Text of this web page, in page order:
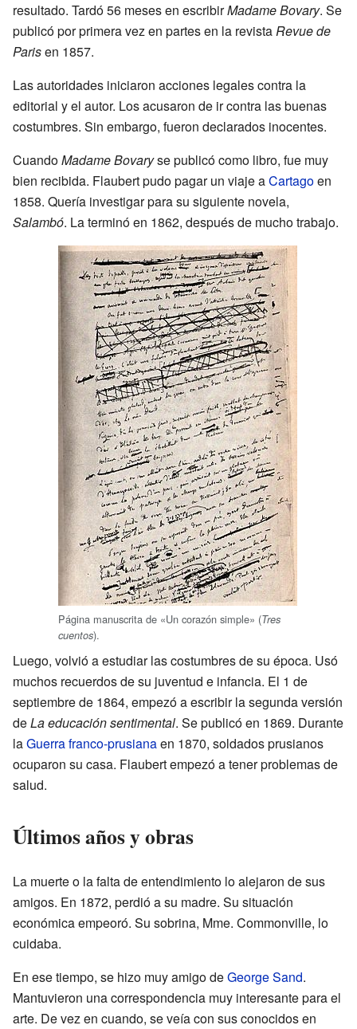
resultado. Tardó 56 meses en escribirMadame Bovary. Se
publicó por primera vez en partes en la revistaRevue de
Parisen 1857.
Las autoridades iniciaron acciones legales contra la
editorial y el autor. Los acusaron de ir contra las buenas
costumbres. Sin embargo, fueron declarados inocentes.
CuandoMadame Bovaryse publicó como libro, fue muy
bien recibida. Flaubert pudo pagar un viaje aCartagoen
1858. Quería investigar para su siguiente novela,
Salambó. La terminó en 1862, después de mucho trabajo.
Página manuscrita de «Un corazón simple» (Tres
cuentos).
Luego, volvió a estudiar las costumbres de su época. Usó
muchos recuerdos de su juventud e infancia. El 1 de
septiembre de 1864, empezó a escribir la segunda versión
deLa educación sentimental. Se publicó en 1869. Durante
laGuerra franco-prusianaen 1870, soldados prusianos
ocuparon su casa. Flaubert empezó a tener problemas de
salud.
Últimos años y obras
La muerte o la falta de entendimiento lo alejaron de sus
amigos. En 1872, perdió a su madre. Su situación
económica empeoró. Su sobrina, Mme. Commonville, lo
cuidaba.
En ese tiempo, se hizo muy amigo deGeorge Sand.
Mantuvieron una correspondencia muy interesante para el
arte. De vez en cuando, se veía con sus conocidos en